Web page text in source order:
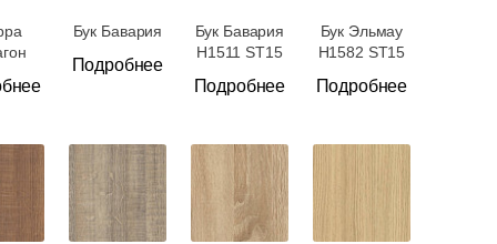
Бук Бавария
Подробнее
Бук Бавария
H1511 ST15
Подробнее
Бук Эльмау
H1582 ST15
Подробнее